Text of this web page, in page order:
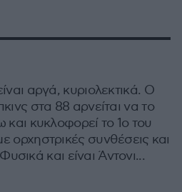
αργά, κυριολεκτικά. Ο
στα 88 αρνείται να το
και κυκλοφορεί το 1ο του
ορχηστρικές συνθέσεις και
και είναι Άντονι...